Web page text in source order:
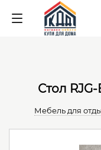
Стол
Мебель для